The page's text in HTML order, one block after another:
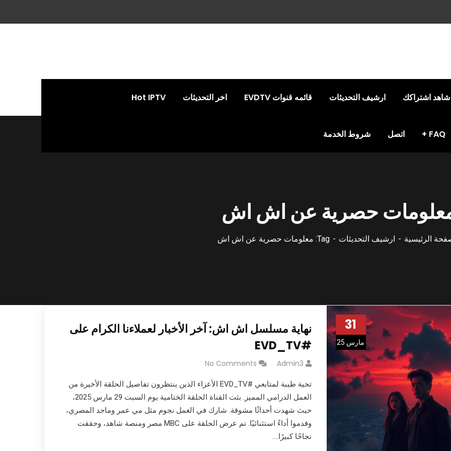
شاهد اشتراكك ارشيف التحديثات قائمه قنوات EVDTV اخر التحديثات Hot IPTV
FAQ اتصل شروط الخدمة
حصرية عن اش اش
الرئيسية ارشيف التحديثات Tag: معلومات حصرية عن اش اش
31
مارس 25
نهاية مسلسل اش اش: آخر الأخبار لعملاءنا الكرام على
#EVD_TV
Admin3
No Comments
تحية طيبة لمتابعي #EVD_TV الأعزاء الذين ينتظرون تفاصيل الحلقة الأخيرة من
العمل الدرامي المميز. بثت القناة الحلقة الختامية يوم السبت 29 مارس 2025،
حيث شهدت أحداثًا مشوقة. شارك في العمل نجوم مثل مي عمر وماجد المصري،
وقدموا أداءً استثنائيًا. تم عرض الحلقة على MBC مصر ومنصة شاهد، وحققت
نجاحًا كبيرًا.…